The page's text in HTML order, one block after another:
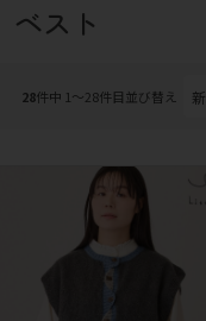
会社概要
03-5534-0100
クイックオーダー
03-5534-0100
ベスト
28件中 1〜28件目並び替え